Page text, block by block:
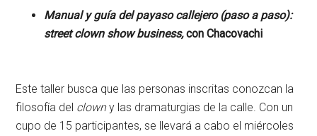
Manual y guía del payaso callejero (paso a paso):
street clown show business,con Chacovachi
Este taller busca que las personas inscritas conozcan la
filosofía del clowny las dramaturgias de la calle. Con un
cupo de 15 participantes, se llevará a cabo el miércoles